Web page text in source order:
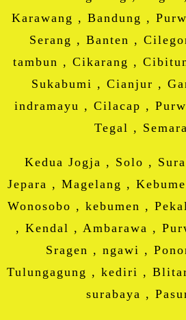
Karawang , Bandung ,
Serang , Banten ,
tambun , Cikarang ,
Sukabumi , Cianjur ,
indramayu , Cilacap ,
Tegal ,
Kedua Jogja , Solo ,
Jepara , Magelang ,
Wonosobo , kebumen ,
, Kendal , Ambarawa ,
Sragen , ngawi ,
Tulungagung , kediri ,
surabaya ,